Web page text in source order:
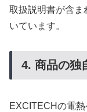
取扱説明書が含ま
いています。
4. 商品の独
EXCITECHの電